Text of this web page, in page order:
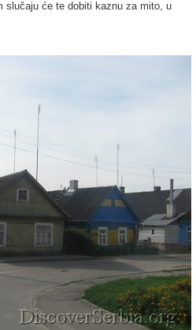
slučaju će te dobiti kaznu za mito, u